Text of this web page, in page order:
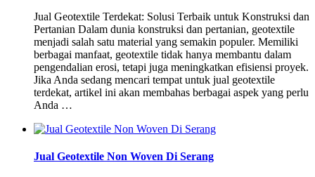
Jual Geotextile Terdekat: Solusi Terbaik untuk Konstruksi dan
Pertanian Dalam dunia konstruksi dan pertanian, geotextile
menjadi salah satu material yang semakin populer. Memiliki
berbagai manfaat, geotextile tidak hanya membantu dalam
pengendalian erosi, tetapi juga meningkatkan efisiensi proyek.
Jika Anda sedang mencari tempat untuk jual geotextile
terdekat, artikel ini akan membahas berbagai aspek yang perlu
Anda …
Jual Geotextile Non Woven Di Serang